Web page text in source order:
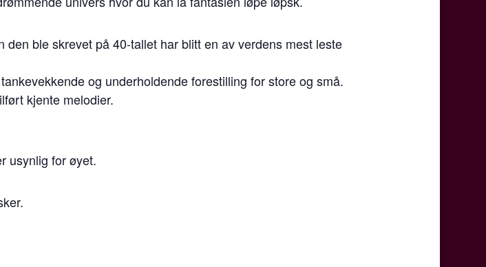
ble skrevet på 40-tallet har blitt en av verdens mest leste
og underholdende forestilling for store og små.
kjente melodier.
usynlig for øyet.